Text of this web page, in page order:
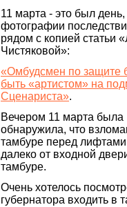
11 марта - это был
фотографии
рядом с копией статьи
Чистяковой»:
«Омбудсмен по защите
быть «артистом» на
Сценариста».
Вечером 11 марта была
обнаружила, что
тамбуре перед
далеко от входной
тамбуре.
Очень хотелось
губернатора входить в